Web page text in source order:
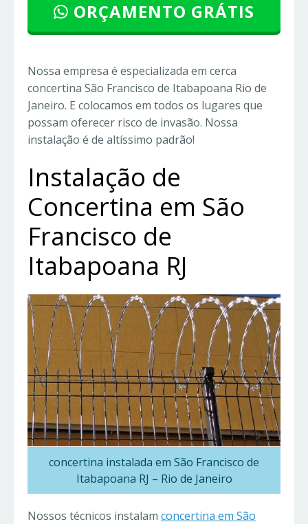
ORÇAMENTO GRÁTIS
Nossa empresa é especializada em cerca
concertina São Francisco de Itabapoana Rio de
Janeiro. E colocamos em todos os lugares que
possam oferecer risco de invasão. Nossa
instalação é de altíssimo padrão!
Instalação de
Concertina em São
Francisco de
Itabapoana RJ
concertina instalada em São Francisco de
Itabapoana RJ – Rio de Janeiro
Nossos técnicos instalam concertina em São